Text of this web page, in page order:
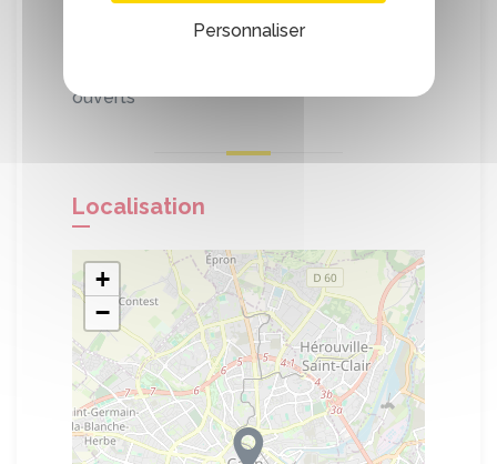
outils shopping : chèques cadeaux, appli
ouverts
Localisation
+
−
Personnaliser